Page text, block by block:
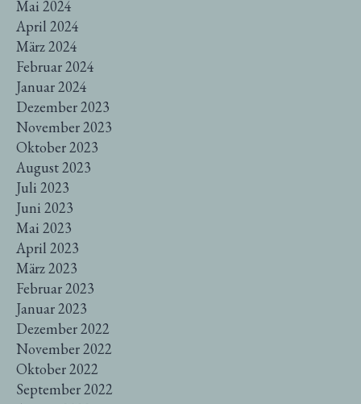
Mai 2024
April 2024
März 2024
Februar 2024
Januar 2024
Dezember 2023
November 2023
Oktober 2023
August 2023
Juli 2023
Juni 2023
Mai 2023
April 2023
März 2023
Februar 2023
Januar 2023
Dezember 2022
November 2022
Oktober 2022
September 2022